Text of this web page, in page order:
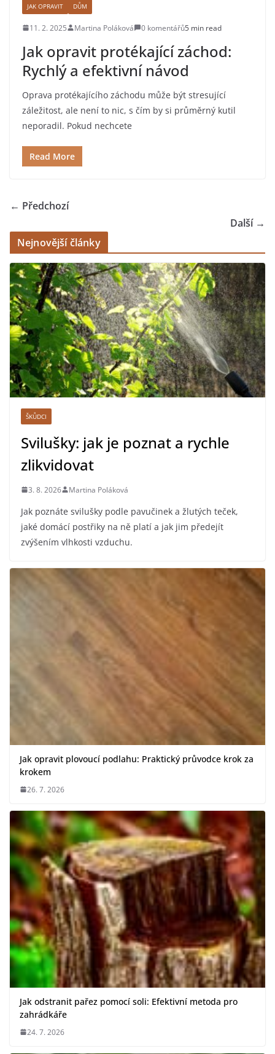
JAK OPRAVIT DŮM
11. 2. 2025 Martina Poláková 0 komentářů5 min read
Jak opravit protékající záchod:
Rychlý a efektivní návod
Oprava protékajícího záchodu může být stresující
záležitost, ale není to nic, s čím by si průměrný kutil
neporadil. Pokud nechcete
Read More
← Předchozí
Další →
Nejnovější články
ŠKŮDCI
Svilušky: jak je poznat a rychle
zlikvidovat
3. 8. 2026 Martina Poláková
Jak poznáte svilušky podle pavučinek a žlutých teček,
jaké domácí postřiky na ně platí a jak jim předejít
zvýšením vlhkosti vzduchu.
Jak opravit plovoucí podlahu: Praktický průvodce krok za
krokem
26. 7. 2026
Jak odstranit pařez pomocí soli: Efektivní metoda pro
zahrádkáře
24. 7. 2026